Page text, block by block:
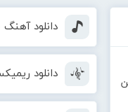
دانلود
دانلود